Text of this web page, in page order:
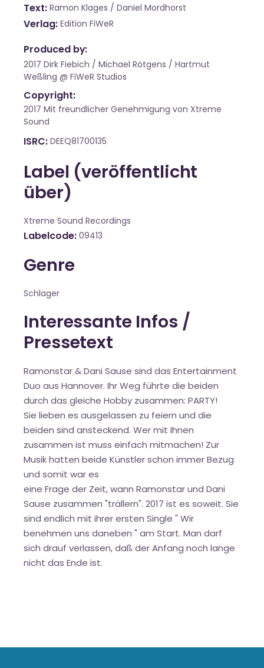
Text Ramon Klages / Daniel Mordhorst
Verlag Edition FiWeR
Produced by:
2017 Dirk Fiebich / Michael Rötgens / Hartmut
Weßling @ FiWeR Studios
Copyright:
2017 Mit freundlicher Genehmigung von Xtreme
Sound
ISRC DEEQ81700135
Label (veröffentlicht
über)
Xtreme Sound Recordings
Labelcode 09413
Genre
Schlager
Interessante Infos /
Pressetext
Ramonstar & Dani Sause sind das Entertainment
Duo aus Hannover. Ihr Weg führte die beiden
durch das gleiche Hobby zusammen: PARTY!
Sie lieben es ausgelassen zu feiern und die
beiden sind ansteckend. Wer mit Ihnen
zusammen ist muss einfach mitmachen! Zur
Musik hatten beide Künstler schon immer Bezug
und somit war es
eine Frage der Zeit, wann Ramonstar und Dani
Sause zusammen "trällern". 2017 ist es soweit. Sie
sind endlich mit ihrer ersten Single " Wir
benehmen uns daneben " am Start. Man darf
sich drauf verlassen, daß der Anfang noch lange
nicht das Ende ist.